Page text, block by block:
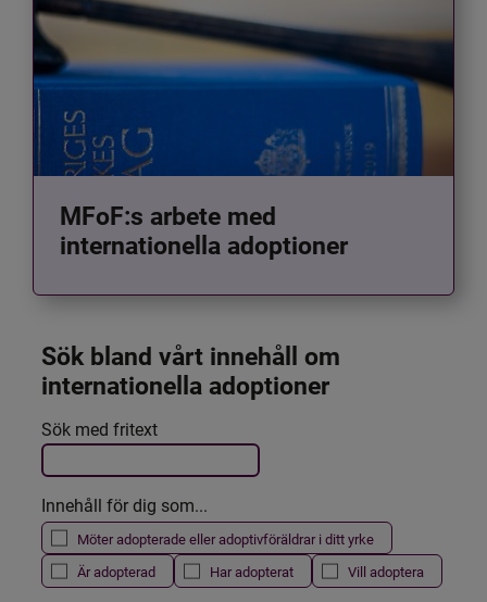
MFoF:s arbete med
internationella adoptioner
Sök bland vårt innehåll om
internationella adoptioner
Filtrera resultatet
Det här formuläret postas automatiskt
Sök med fritext
Innehåll för dig som...
Möter adopterade eller adoptivföräldrar i ditt yrke
Är adopterad
Har adopterat Vill adoptera